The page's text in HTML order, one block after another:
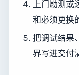
上门勘测
和必须更换
把调试结果
界写进交付